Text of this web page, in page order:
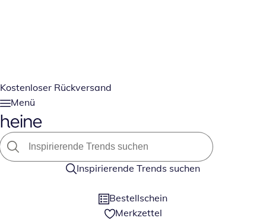
Kostenloser Rückversand
Menü
Inspirierende Trends suchen
Bestellschein
Merkzettel